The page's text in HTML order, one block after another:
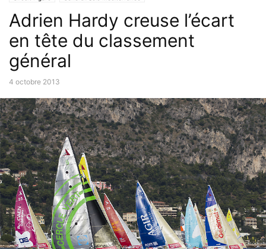
Adrien Hardy creuse l’écart
en tête du classement
général
4 octobre 2013